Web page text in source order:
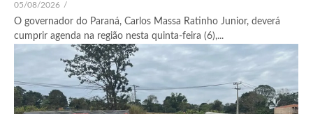
05/08/2026 /
O governador do Paraná, Carlos Massa Ratinho Junior, deverá
cumprir agenda na região nesta quinta-feira (6),...